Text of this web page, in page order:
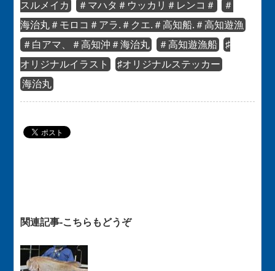
スルメイカ
＃マハタ＃ウッカリ＃レンコ＃
＃
海治丸＃モロコ＃アラ.＃クエ.＃高知船.＃高知遊漁
＃白アマ、＃高知沖＃海治丸
＃高知遊漁船
♯
オリジナルイラスト
♯オリジナルステッカー
海治丸
関連記事-こちらもどうぞ